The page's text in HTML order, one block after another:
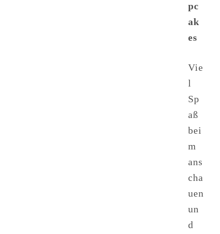
pc
ak
es
Vie
l
Sp
aß
bei
m
ans
cha
uen
un
d